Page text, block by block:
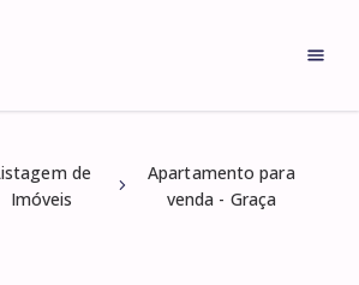
de
Imóveis
Apartamento para
venda - Graça